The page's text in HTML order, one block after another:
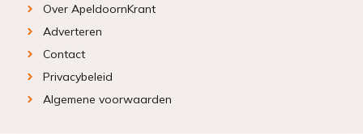
Over ApeldoornKrant
Adverteren
Contact
Privacybeleid
Algemene voorwaarden